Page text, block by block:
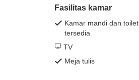
Fasilitas kamar
Kamar mandi dan toilet
tersedia
TV
Meja tulis